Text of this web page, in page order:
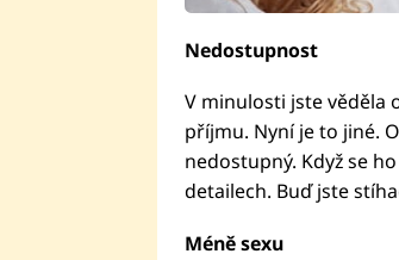
Nedostupnost
V minulosti jste věděla
příjmu. Nyní je to jiné.
nedostupný. Když se
detailech. Buď jste
Méně sexu